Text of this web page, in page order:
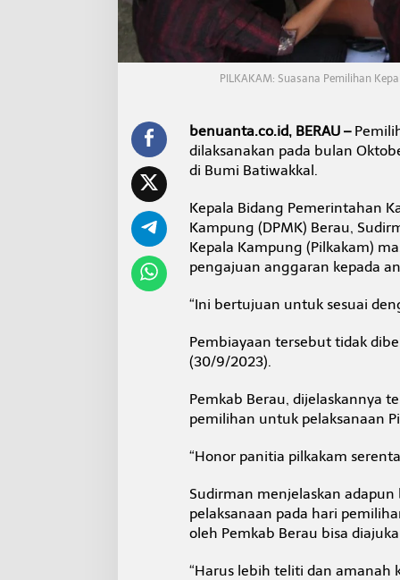
PILKAKAM: Suasana Pemilihan
benuanta.co.id, BERAU –
dilaksanakan pada bulan
di Bumi Batiwakkal.
Kepala Bidang Pemerintahan
Kampung (DPMK) Berau,
Kepala Kampung (Pilkakam)
pengajuan anggaran kepada
“Ini bertujuan untuk sesuai
Pembiayaan tersebut tidak
(30/9/2023).
Pemkab Berau, dijelaskannya
pemilihan untuk pelaksanaan
“Honor panitia pilkakam
Sudirman menjelaskan
pelaksanaan pada hari
oleh Pemkab Berau bisa
“Harus lebih teliti dan